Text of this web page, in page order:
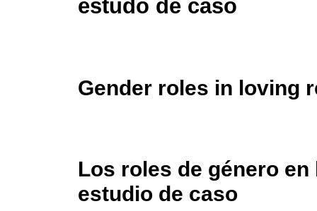
estudo de caso
Gender roles in loving
Los roles de género
estudio de caso